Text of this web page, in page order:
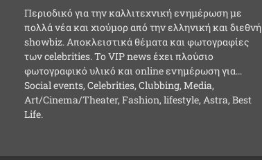
Περιοδικό για την καλλιτεχνική ενημέρωση με
πολλά νέα και χιούμορ από την ελληνική και διεθνή
showbiz. Αποκλειστικά θέματα και φωτογραφίες
των celebrities. Το VIP news έχει πλούσιο
φωτογραφικό υλικό και online ενημέρωση για…
Social events, Celebrities, Clubbing, Media,
Art/Cinema/Theater, Fashion, lifestyle, Astra, Best
Life.